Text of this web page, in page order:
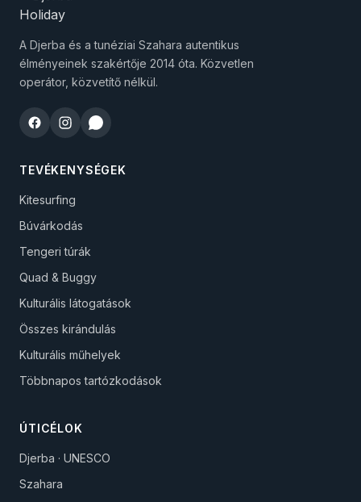
A Djerba és a tunéziai Szahara autentikus
élményeinek szakértője 2014 óta. Közvetlen
operátor, közvetítő nélkül.
TEVÉKENYSÉGEK
Kitesurfing
Búvárkodás
Tengeri túrák
Quad & Buggy
Kulturális látogatások
Összes kirándulás
Kulturális műhelyek
Többnapos tartózkodások
ÚTICÉLOK
Djerba · UNESCO
Szahara